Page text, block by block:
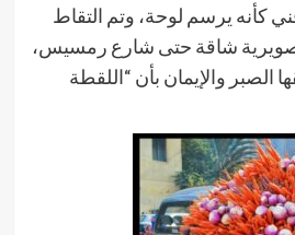
كأنه يرسم لوحة، وتم التقاط
شاقة حتى شارع رمسيس،
الصبر والإيمان بأن “اللقطة